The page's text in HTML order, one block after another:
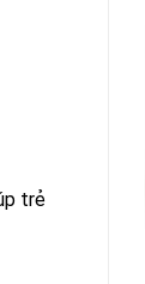
trẻ